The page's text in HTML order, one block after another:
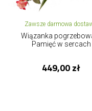
Zawsze darmowa
Wiązanka
Pamięć w sercach
449,00 zł